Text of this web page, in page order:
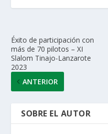
s
p
p
b
o
k
er e
n
Éxito de participación con
más de 70 pilotos – XI
Slalom Tinajo-Lanzarote
2023
ANTERIOR
SOBRE EL AUTOR